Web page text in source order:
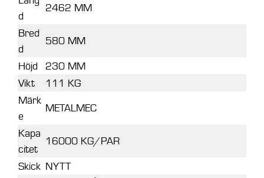
d
2462 MM
Bred
d
580 MM
Höjd
230 MM
Vikt
111 KG
Märk
e
METALMEC
Kapa
citet
16000 KG/PAR
Skick NYTT